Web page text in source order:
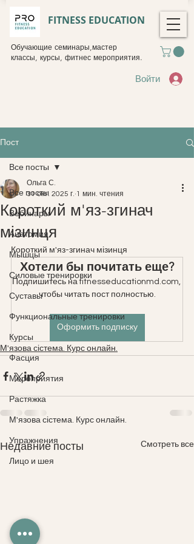
FITNESS EDUCATION
Обучающие семинары,мастер
классы, курсы, фитнес мероприятия.
Войти
Пост
Все посты
Вебинары
Анатомия
Мышцы
Силовые тренировки
Суставы
Функциональные тренировки
Курсы
Фасция
Мероприятия
Растяжка
М'язова сістема. Курс онлайн.
Упражнения
Лицо и шея
Все посты
Короткий м'яз-згинач
мізинця
Ольга С.
31 окт. 2025 г. 1 мин. чтения
Короткий м'яз-згинач мізинця
Хотели бы почитать еще?
Подпишитесь на fitnesseducationmd.com,
чтобы читать пост полностью.
Оформить подписку
М'язова сістема. Курс онлайн.
Недавние посты Смотреть все